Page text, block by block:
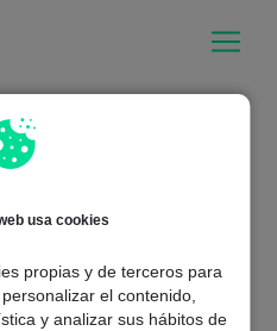
usa cookies
propias y de terceros para
el contenido,
y analizar sus hábitos de